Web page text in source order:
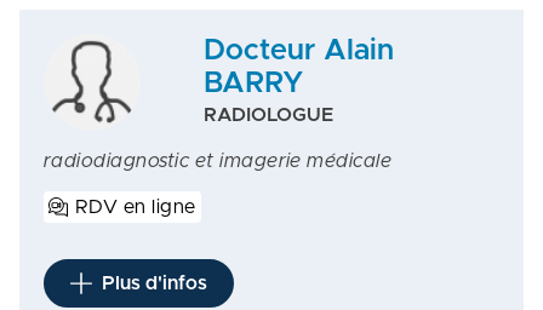
Docteur Alain
BARRY
RADIOLOGUE
radiodiagnostic et imagerie médicale
RDV en ligne
Plus d'infos